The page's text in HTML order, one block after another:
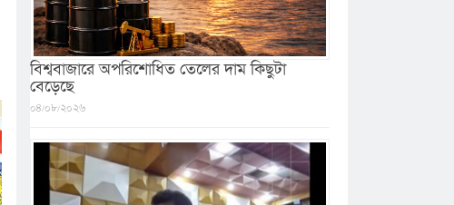
বিশ্ববাজারে অপরিশোধিত তেলের দাম কিছুটা
বেড়েছে
০৪/০৮/২০২৬